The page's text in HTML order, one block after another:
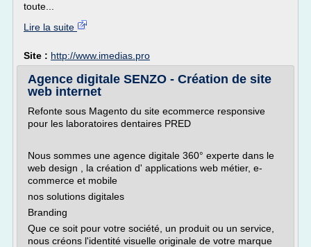
toute...
Lire la suite
Site : http://www.imedias.pro
Agence digitale SENZO - Création de site
web internet
Refonte sous Magento du site ecommerce responsive
pour les laboratoires dentaires PRED
Nous sommes une agence digitale 360° experte dans le
web design , la création d' applications web métier, e-
commerce et mobile
nos solutions digitales
Branding
Que ce soit pour votre société, un produit ou un service,
nous créons l'identité visuelle originale de votre marque